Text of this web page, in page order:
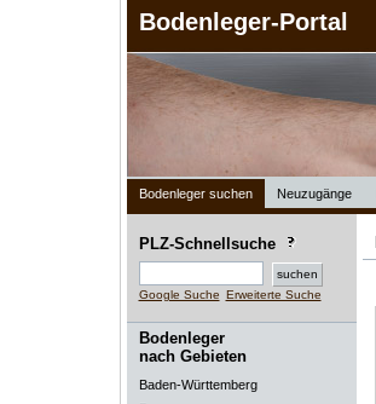
Bodenleger-Portal
Bodenleger suchen Neuzugänge
PLZ-Schnellsuche
Google Suche Erweiterte Suche
Bodenleger
nach Gebieten
Baden-Württemberg